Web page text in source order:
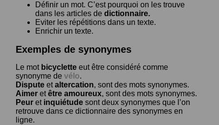
Définir un mot. C’est pourquoi on les trouve
dans les articles de dictionnaire.
Eviter les répétitions dans un texte.
Enrichir un texte.
Exemples de synonymes
Le mot bicyclette eut être considéré comme
synonyme de vélo.
Dispute etaltercation, sont des mots synonymes.
Aimer etêtre amoureux, sont des mots synonymes.
Peur et inquiétude sont deux synonymes que l’on
retrouve dans ce dictionnaire des synonymes en
ligne.